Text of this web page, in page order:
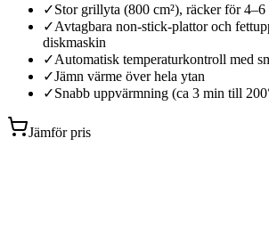
✓Stor grillyta (800 cm²), räcker för 4–6
✓Avtagbara non-stick-plattor och
diskmaskin
✓Automatisk temperaturkontroll med
✓Jämn värme över hela ytan
✓Snabb uppvärmning (ca 3 min till
Jämför pris